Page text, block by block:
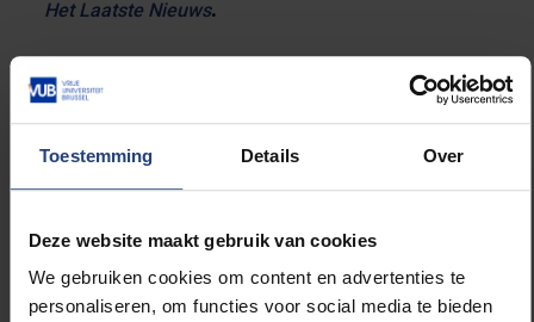
Toestemming Details Over
Deze website maakt gebruik van cookies
We gebruiken cookies om content en advertenties te
personaliseren, om functies voor social media te bieden
Het Laatste Nieuws.
het slechter? Ja. Met
meerdere partijen in de
altijd moeilijk om
te nemen.